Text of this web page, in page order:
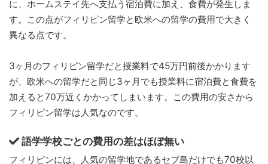
に、ホームステイ先へ支払う宿泊費に加え、食費が発生しま
す。この点がフィリピン留学と欧米への留学の費用で大きく
異なる点です。
3ヶ月のフィリピン留学だと授業料で45万円前後かかります
が、欧米への留学だと同じ3ヶ月でも授業料に宿泊費と食費を
加えると70万近くかかってしまいます。この費用の安さから
フィリピン留学は人気なのです。
語学学校ごとの費用の差はほぼ無い
フィリピンには、人気の留学地であるセブ島だけでも70校以